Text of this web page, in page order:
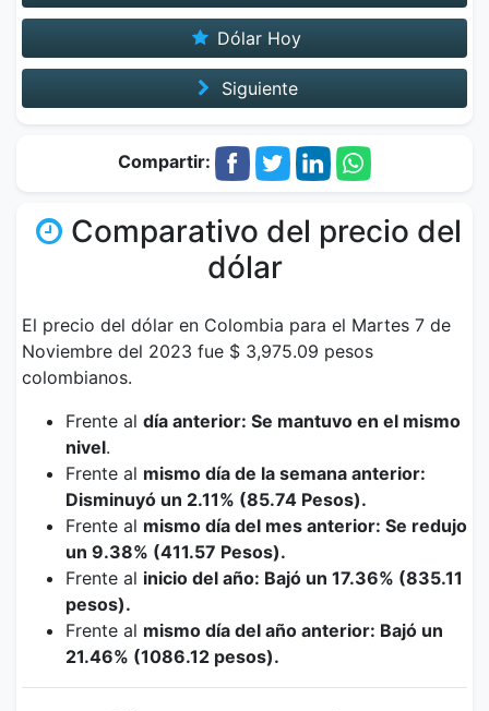
Dólar Hoy
Siguiente
Compartir:
Comparativo del precio del
dólar
El precio del dólar en Colombia para el Martes 7 de
Noviembre del 2023 fue $ 3,975.09 pesos
colombianos.
Frente al día anterior: Se mantuvo en el mismo
nivel.
Frente al mismo día de la semana anterior:
Disminuyó un 2.11% (85.74 Pesos).
Frente al mismo día del mes anterior: Se redujo
un 9.38% (411.57 Pesos).
Frente al inicio del año: Bajó un 17.36% (835.11
pesos).
Frente al mismo día del año anterior: Bajó un
21.46% (1086.12 pesos).